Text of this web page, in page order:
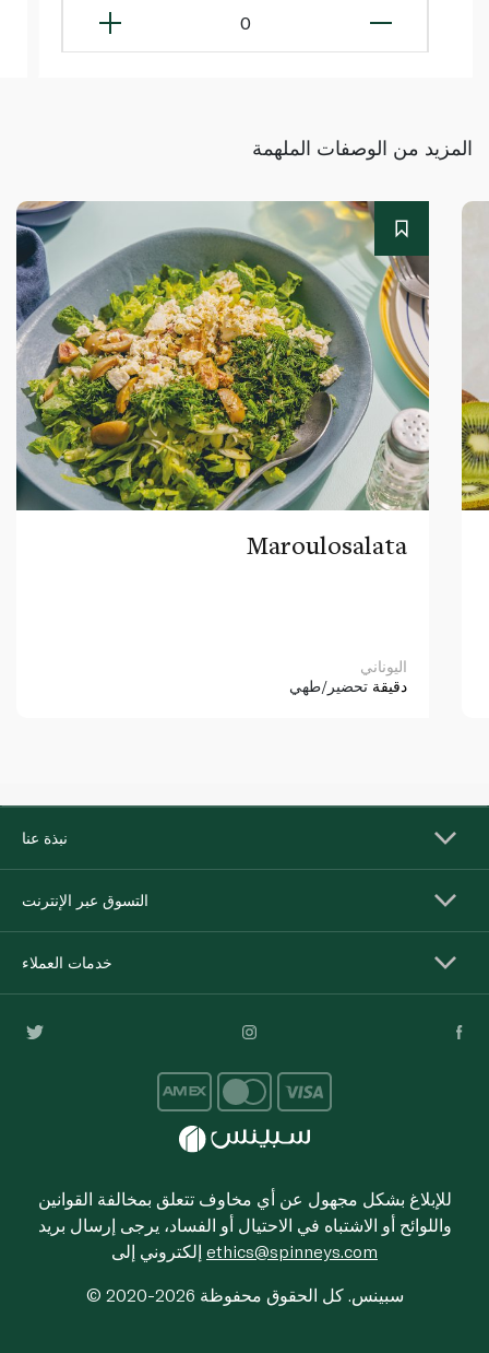
0
المزيد من الوصفات الملهمة
Maroulosalata
اليوناني
دقيقة تحضير/طهي
نبذة عنا
التسوق عبر الإنترنت
خدمات العملاء
للإبلاغ بشكل مجهول عن أي مخاوف تتعلق بمخالفة القوانين
واللوائح أو الاشتباه في الاحتيال أو الفساد، يرجى إرسال بريد
ethics@spinneys.com
© 2020-2026 سبينس. كل الحقوق محفوظة